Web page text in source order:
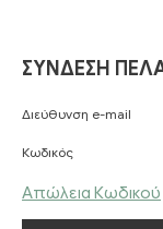
ΣΎΝΔΕΣΗ
Διεύθυνση e-mail
Κωδικός
Απώλεια Κωδικού